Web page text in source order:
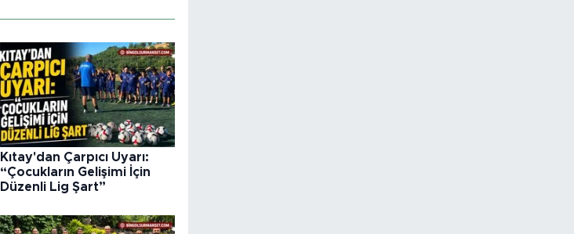
Kıtay'dan Çarpıcı Uyarı:
“Çocukların Gelişimi İçin
Düzenli Lig Şart”